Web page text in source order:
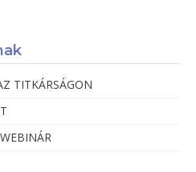
TITKÁRSÁGON